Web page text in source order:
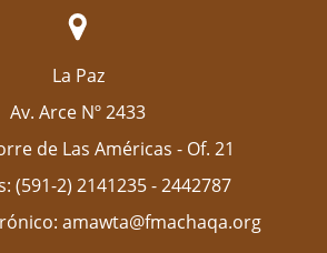
La Paz
Av. Arce Nº 2433
de Las Américas - Of. 21
(591-2) 2141235 - 2442787
amawta@fmachaqa.org